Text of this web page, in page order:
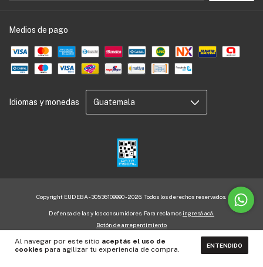
Al navegar por este sitio aceptás el uso de
cookies para agilizar tu experiencia de compra. ENTENDIDO
Medios de pago
Idiomas y monedas
Copyright EUDEBA - 30536109990 - 2026. Todos los derechos reservados.
Defensa de las y los consumidores. Para reclamos ingresá acá.
Botón de arrepentimiento